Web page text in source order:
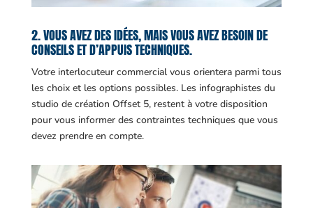
2. VOUS AVEZ DES IDÉES, MAIS VOUS AVEZ BESOIN DE
CONSEILS ET D’APPUIS TECHNIQUES.
Votre interlocuteur commercial vous orientera parmi tous
les choix et les options possibles. Les infographistes du
studio de création Offset 5, restent à votre disposition
pour vous informer des contraintes techniques que vous
devez prendre en compte.